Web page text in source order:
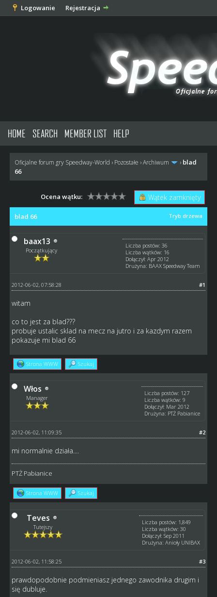
Logowanie Rejestracja
HOME SEARCH MEMBER LIST HELP
Oficjalne forum gry Speedway-World › Pozostałe ›Archiwum › blad
66
Wątek zamknięty
Ocena wątku:
Tryb drzewa
blad 66
baax13
Początkujący
Liczba postów: 36
Liczba wątków: 16
Dołączył: Apr 2012
Drużyna: BAAX Speedway Team
#1
2012-06-02, 07:58:28
witam
co to jest za blad???
probuje ustalic sklad na mecz na jutro i za kazdym razem
pokazuje mi blad 66
Strona WWW Szukaj
Włos
Manager
Liczba postów: 127
Liczba wątków: 9
Dołączył: Mar 2012
Drużyna: PTŻ Pabianice
#2
2012-06-02, 11:09:35
mi normalnie działa....
PTŻ Pabianice
Strona WWW Szukaj
Teves
Tutejszy
Liczba postów: 1,849
Liczba wątków: 30
Dołączył: Sep 2011
Drużyna: Anioły UNIBAX
#3
2012-06-02, 11:58:25
prawdopodobnie podmieniasz jednego zawodnika drugim i
się dubluje.